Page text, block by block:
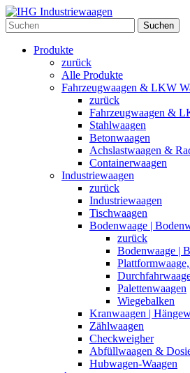
Suchen
Produkte
zurück
Alle Produkte
Fahrzeugwaagen & LKW
zurück
Fahrzeugwaagen &
Stahlwaagen
Betonwaagen
Achslastwaagen &
Containerwaagen
Industriewaagen
zurück
Industriewaagen
Tischwaagen
Bodenwaage |
zurück
Bodenwaage |
Palettenwaagen
Wiegebalken
Kranwaagen |
Zählwaagen
Checkweigher
Abfüllwaagen &
Hubwagen-Waagen